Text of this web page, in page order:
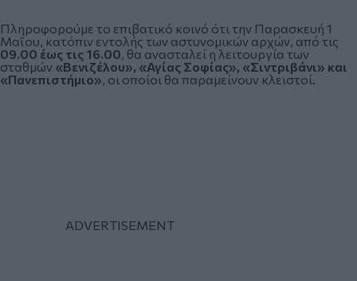
Πληροφορούμε το επιβατικό κοινό ότι την Παρασκευή 1
Μαΐου, κατόπιν εντολής των αστυνομικών αρχών, από τις
09.00 έως τις 16.00, θα ανασταλεί η λειτουργία των
σταθμών «Βενιζέλου», «Αγίας Σοφίας», «Σιντριβάνι» και
«Πανεπιστήμιο», οι οποίοι θα παραμείνουν κλειστοί.